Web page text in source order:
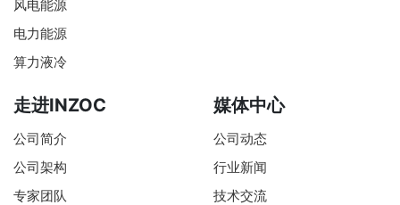
风电能源
电力能源
算力液冷
走进INZOC
公司简介
公司架构
专家团队
媒体中心
公司动态
行业新闻
技术交流